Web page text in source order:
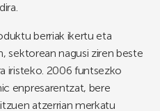
berriak ikertu eta
sektorean nagusi ziren beste
iristeko. 2006 funtsezko
enpresarentzat, bere
atzerrian merkatu